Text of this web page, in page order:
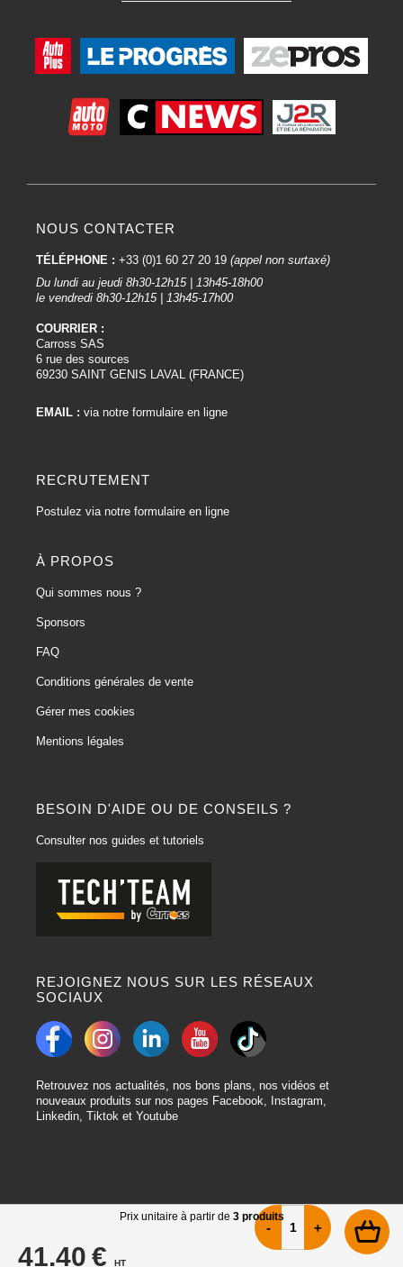
Prix unitaire à partir de 3 produits
41.40 € HT
BESOIN D'AIDE OU DE CONSEILS ?
Consulter nos guides et tutoriels
REJOIGNEZ NOUS SUR LES RÉSEAUX
SOCIAUX
Retrouvez nos actualités, nos bons plans, nos vidéos et
nouveaux produits sur nos pages Facebook, Instagram,
Linkedin, Tiktok et Youtube
NOUS CONTACTER
TÉLÉPHONE : +33 (0)1 60 27 20 19 (appel non surtaxé)
Du lundi au jeudi 8h30-12h15 | 13h45-18h00
le vendredi 8h30-12h15 | 13h45-17h00
COURRIER :
Carross SAS
6 rue des sources
69230 SAINT GENIS LAVAL (FRANCE)
EMAIL : via notre formulaire en ligne
RECRUTEMENT
Postulez via notre formulaire en ligne
À PROPOS
Qui sommes nous ?
Sponsors
FAQ
Conditions générales de vente
Gérer mes cookies
Mentions légales